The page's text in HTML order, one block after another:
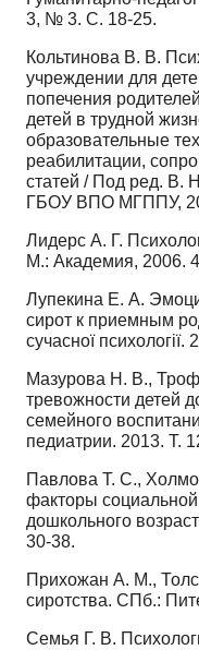
3, № 3. С. 18-25.
Кольтинова В. В.
учреждении для
попечения
детей в трудной
образовательные
реабилитации,
статей / Под ред. В.
ГБОУ ВПО МГППУ,
Лидерс А. Г.
М.: Академия, 2006.
Лупекина Е. А.
сирот к приемным
сучасної
Мазурова Н. В.,
тревожности детей
семейного
педиатрии. 2013. Т.
Павлова Т. С.,
факторы
дошкольного
30-38.
Прихожан А. М.,
сиротства. СПб.:
Семья Г. В.